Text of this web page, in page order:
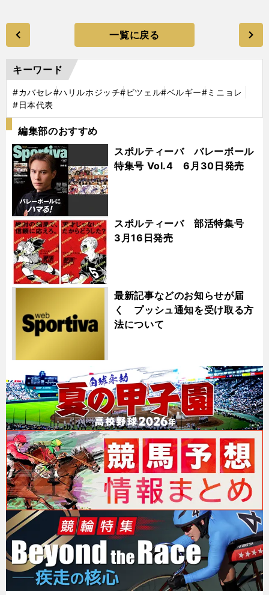
一覧に戻る
キーワード
#カバセレ#ハリルホジッチ#ビツェル#ベルギー#ミニョレ
#日本代表
編集部のおすすめ
スポルティーバ バレーボール
特集号 Vol.4 6月30日発売
スポルティーバ 部活特集号
3月16日発売
最新記事などのお知らせが届
く プッシュ通知を受け取る方
法について